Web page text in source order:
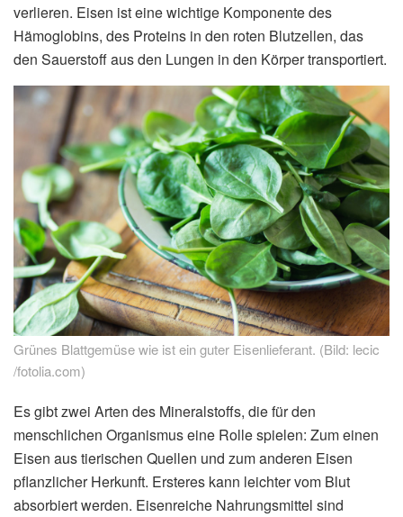
verlieren. Eisen ist eine wichtige Komponente des
Hämoglobins, des Proteins in den roten Blutzellen, das
den Sauerstoff aus den Lungen in den Körper transportiert.
Grünes Blattgemüse wie ist ein guter Eisenlieferant. (Bild: lecic
/fotolia.com)
Es gibt zwei Arten des Mineralstoffs, die für den
menschlichen Organismus eine Rolle spielen: Zum einen
Eisen aus tierischen Quellen und zum anderen Eisen
pflanzlicher Herkunft. Ersteres kann leichter vom Blut
absorbiert werden. Eisenreiche Nahrungsmittel sind